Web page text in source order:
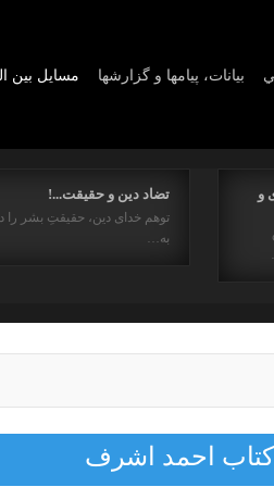
مسایل بین بیانات، پیامها و گزارشها
تضاد دین و حقیقت...!
توهم خدای دین، حقیقتِ بشر را
به…
و
کتاب احمد اشرف